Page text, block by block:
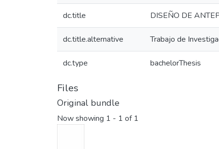
dc.title DISEÑO DE
dc.title.alternative Trabajo de
dc.type bachelorThesis
Files
Original bundle
Now showing 1 - 1 of 1